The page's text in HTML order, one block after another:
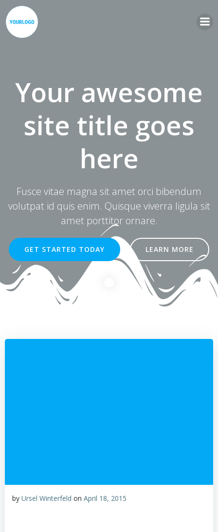
Your awesome
site title goes
here
Fusce vitae magna sit amet orci bibendum
volutpat id quis enim. Quisque viverra ligula sit
amet porttitor ornare.
GET STARTED TODAY LEARN MORE
by Ursel Winterfeld on April 18, 2015